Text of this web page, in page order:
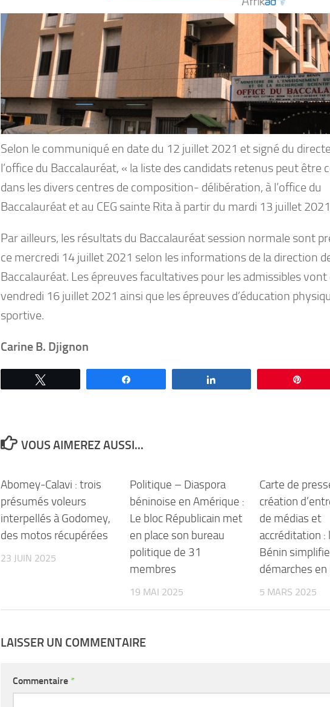
Selon le communiqué en date du 12 juillet 2021 et signé du
l’office du Baccalauréat, « la liste des candidats retenus peut être
dans les divers centres de composition- délibération, à l’office du
Baccalauréat et au CEG sainte Rita à partir du mardi 13 juillet
Par ailleurs, les résultats du Baccalauréat session normale sont
ce mercredi 14 juillet 2021 selon les informations de la direction
Baccalauréat. Les épreuves facultatives pour les admissibles
vendredi 16 juillet 2021 ainsi que les épreuves d’éducation
sportive.
Carine B. Djignon
VOUS AIMEREZ AUSSI...
Abomey-Calavi : trois
présumés voleurs
interpellés à Godomey,
des motos récupérées
23 JUIN 2025
Politique – Diaspora
béninoise en Amérique :
Le bloc Républicain met
en place son bureau
politique de 31
membres
19 MAI 2025
Carte de
création
de médias et
accréditation :
Bénin
démarches en
5 MARS 2025
LAISSER UN COMMENTAIRE
Commentaire *